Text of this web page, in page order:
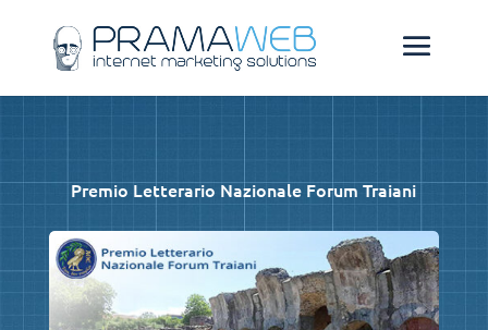
Premio Letterario Nazionale Forum Traiani